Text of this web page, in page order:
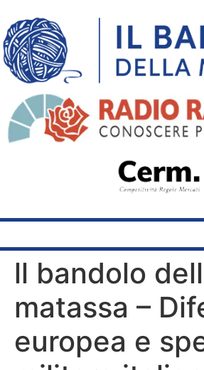
Home
Quelli
ll bandolo
matassa –
europea e